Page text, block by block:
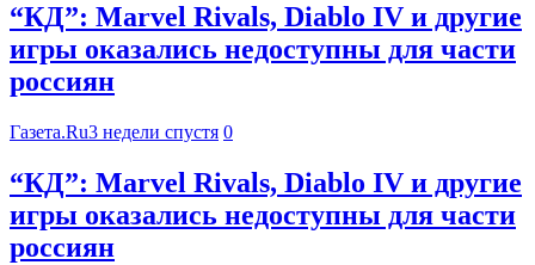
“КД”: Marvel Rivals, Diablo IV и другие
игры оказались недоступны для части
россиян
Газета.Ru3 недели спустя 0
“КД”: Marvel Rivals, Diablo IV и другие
игры оказались недоступны для части
россиян